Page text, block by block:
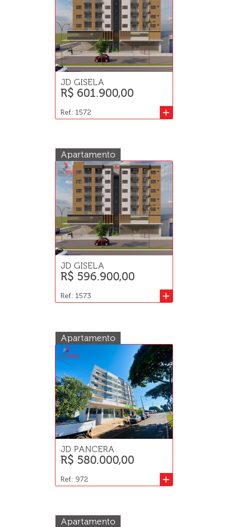
JD GISELA
R$ 601.900,00
+
Ref.: 1572
Apartamento
JD GISELA
R$ 596.900,00
+
Ref.: 1573
Apartamento
JD PANCERA
R$ 580.000,00
+
Ref.: 972
Apartamento